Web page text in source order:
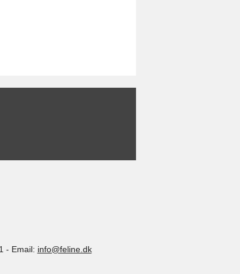
- Email: info@feline.dk